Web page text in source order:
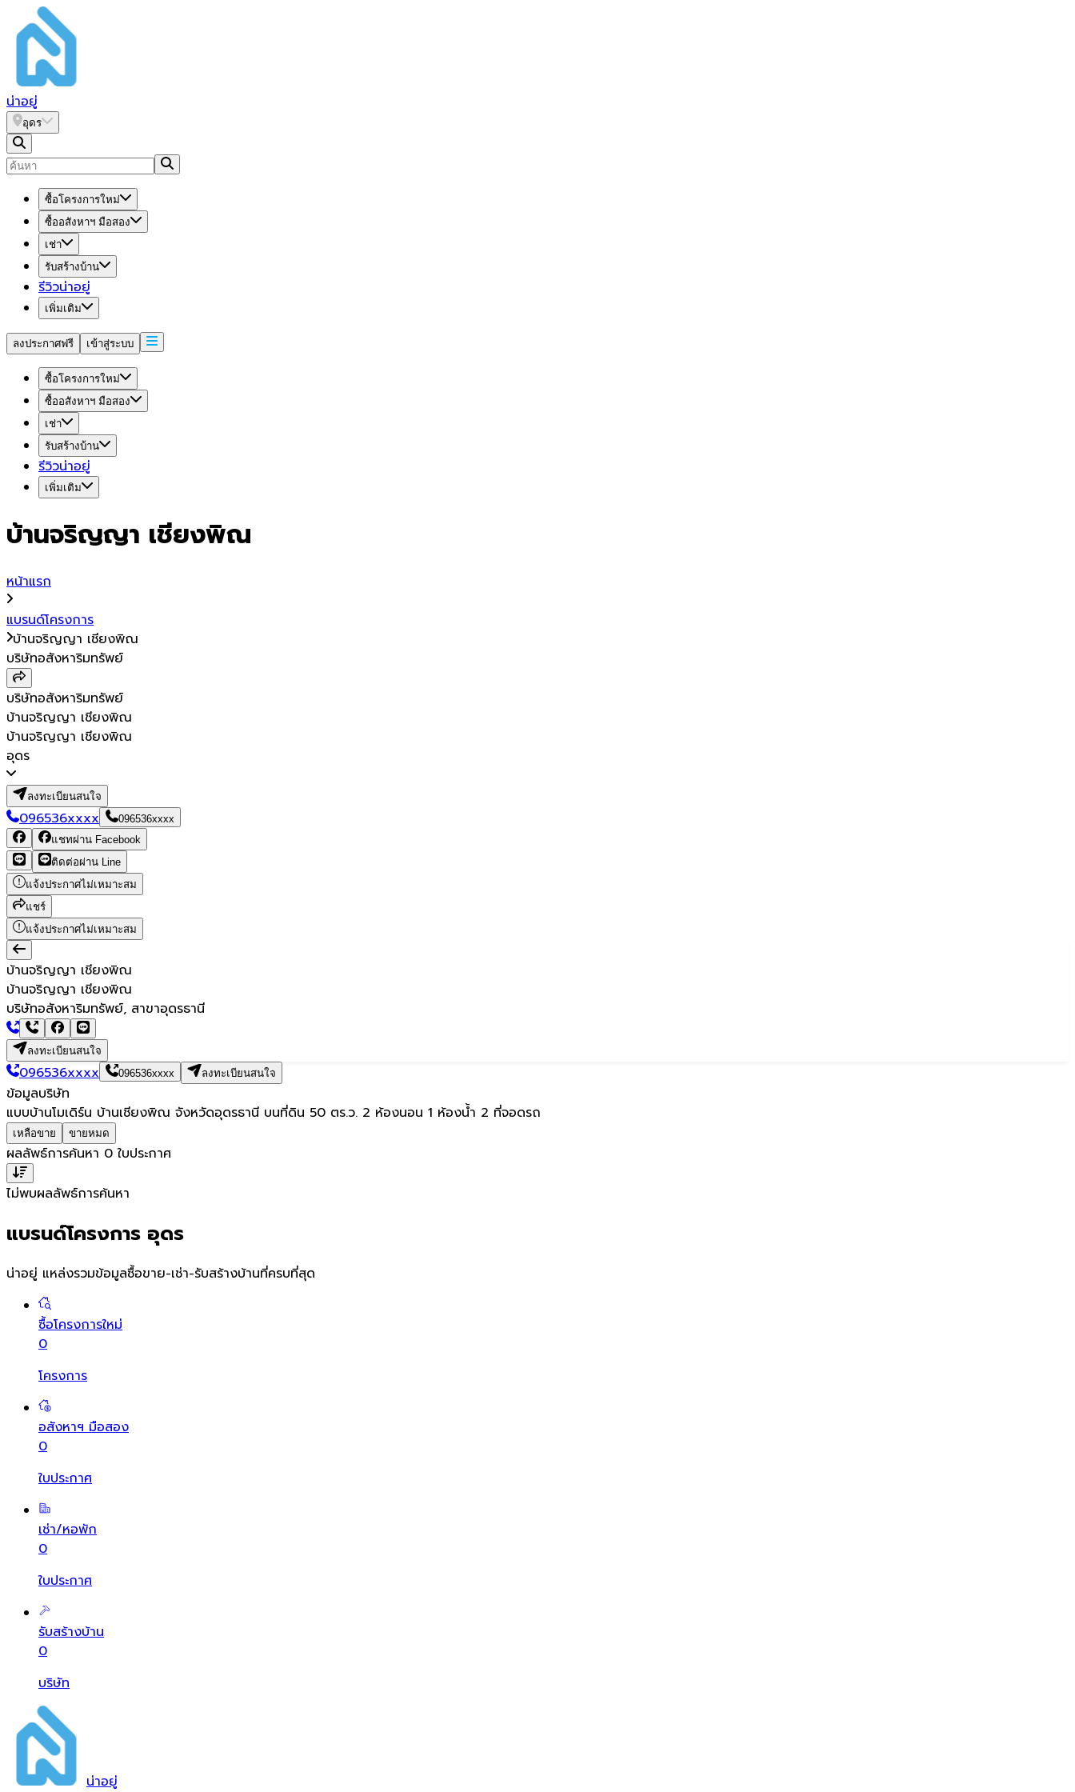
น่าอยู่
อุดร
ซื้อโครงการใหม่
ซื้ออสังหาฯ มือสอง
เช่า
รับสร้างบ้าน
รีวิวน่าอยู่
เพิ่มเติม
ลงประกาศฟรี เข้าสู่ระบบ
ซื้อโครงการใหม่
ซื้ออสังหาฯ มือสอง
เช่า
รับสร้างบ้าน
รีวิวน่าอยู่
เพิ่มเติม
บ้านจริญญา เชียงพิณ
หน้าแรก
แบรนด์โครงการ
บ้านจริญญา เชียงพิณ
บริษัทอสังหาริมทรัพย์
บริษัทอสังหาริมทรัพย์
บ้านจริญญา เชียงพิณ
บ้านจริญญา เชียงพิณ
อุดร
ลงทะเบียนสนใจ
096536xxxx
096536xxxx
แชทผ่าน Facebook
ติดต่อผ่าน Line
แจ้งประกาศไม่เหมาะสม
แชร์
แจ้งประกาศไม่เหมาะสม
บ้านจริญญา เชียงพิณ
บ้านจริญญา เชียงพิณ
บริษัทอสังหาริมทรัพย์, สาขาอุดรธานี
ลงทะเบียนสนใจ
096536xxxx 096536xxxx ลงทะเบียนสนใจ
ข้อมูลบริษัท
แบบบ้านโมเดิร์น บ้านเชียงพิณ จังหวัดอุดรธานี บนที่ดิน 50 ตร.ว. 2 ห้องนอน 1 ห้องน้ำ 2 ที่จอดรถ
เหลือขาย ขายหมด
ผลลัพธ์การค้นหา 0 ใบประกาศ
ไม่พบผลลัพธ์การค้นหา
แบรนด์โครงการ อุดร
น่าอยู่ แหล่งรวมข้อมูลซื้อขาย-เช่า-รับสร้างบ้านที่ครบที่สุด
ซื้อโครงการใหม่
0
โครงการ
อสังหาฯ มือสอง
0
ใบประกาศ
เช่า/หอพัก
0
ใบประกาศ
รับสร้างบ้าน
0
บริษัท
น่าอยู่